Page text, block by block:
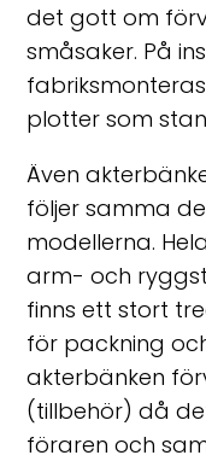
det gott om
småsaker. På
fabriksmonteras
plotter som
Även
följer samma
modellerna.
arm- och
finns ett stort
för packning
akterbänken
(tillbehör) då
föraren och